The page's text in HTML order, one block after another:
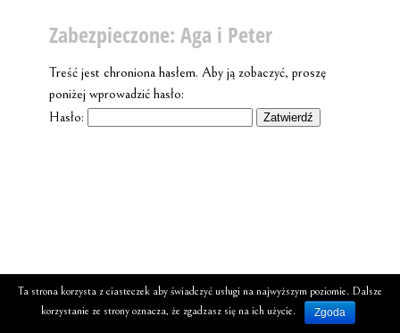
Zabezpieczone: Aga i Peter
Treść jest chroniona hasłem. Aby ją zobaczyć, proszę
poniżej wprowadzić hasło:
Hasło:
Ta strona korzysta z ciasteczek aby świadczyć usługi na najwyższym poziomie. Dalsze
korzystanie ze strony oznacza, że zgadzasz się na ich użycie.
Zgoda